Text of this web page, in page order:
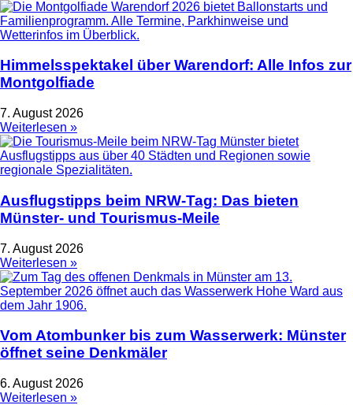
Himmelsspektakel über Warendorf: Alle Infos zur
Montgolfiade
7. August 2026
Weiterlesen »
Ausflugstipps beim NRW-Tag: Das bieten
Münster- und Tourismus-Meile
7. August 2026
Weiterlesen »
Vom Atombunker bis zum Wasserwerk: Münster
öffnet seine Denkmäler
6. August 2026
Weiterlesen »